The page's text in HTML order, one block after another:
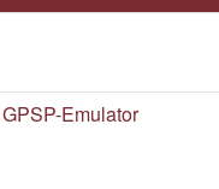
Emulator